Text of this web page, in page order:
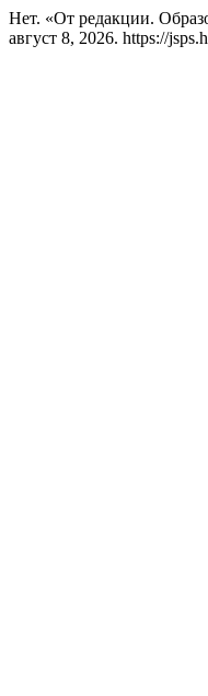
Нет. «От редакции.
август 8, 2026. https://